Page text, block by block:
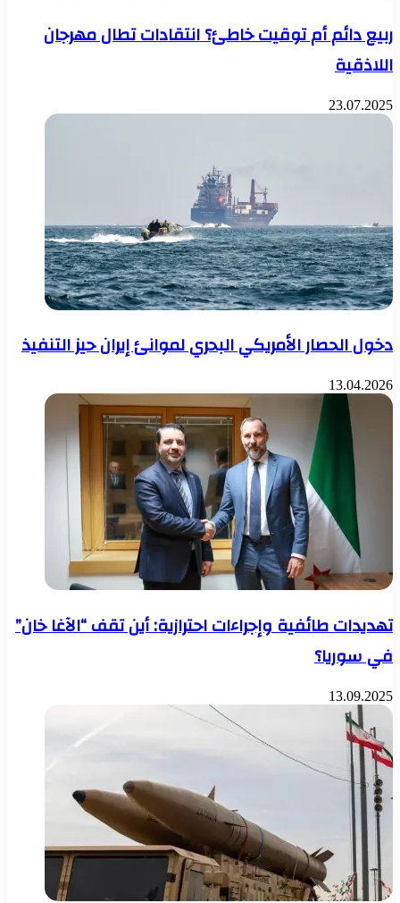
ربيع دائم أم توقيت خاطئ؟ انتقادات تطال مهرجان
اللاذقية
23.07.2025
دخول الحصار الأمريكي البحري لموانئ إيران حيز التنفيذ
13.04.2026
تهديدات طائفية وإجراءات احترازية: أين تقف “الآغا خان”
في سوريا؟
13.09.2025